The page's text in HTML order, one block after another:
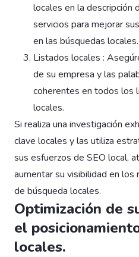
locales en la descripción
servicios para mejorar
en las búsquedas locales.
Listados locales :
de su empresa y las
coherentes en todos los
locales.
Si realiza una investigación
clave locales y las utiliza
sus esfuerzos de SEO local,
aumentar su visibilidad en
de búsqueda locales.
Optimización de
el
locales.